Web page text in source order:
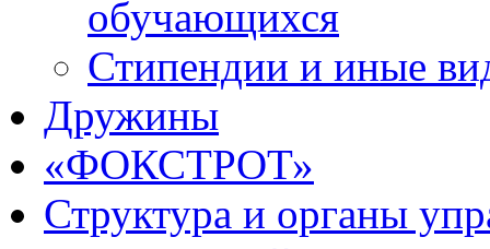
обучающихся
Стипендии и иные
Дружины
«ФОКСТРОТ»
Структура и органы